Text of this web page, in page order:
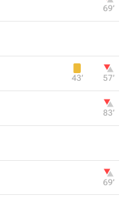
69‎’‎
43‎’‎ 57‎’‎
83‎’‎
69‎’‎